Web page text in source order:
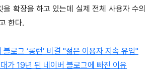
확장을 하고 있는데 실제 전체 사용자 수의
한다.
로그 ‘롱런’ 비결 "젊은 이용자 지속 유입"
가 19년 된 네이버 블로그에 빠진 이유